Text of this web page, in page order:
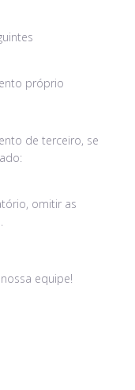
próprio
de terceiro, se
omitir as
equipe!